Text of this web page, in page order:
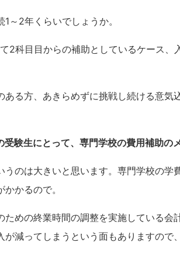
～2年くらいでしょうか。
2科目目からの補助としているケース、
る方、あきらめずに挑戦し続ける意気
験生にとって、専門学校の費用補助の
うのは大きいと思います。専門学校の学
かるので。
ための終業時間の調整を実施している会
が減ってしまうという面もありますので